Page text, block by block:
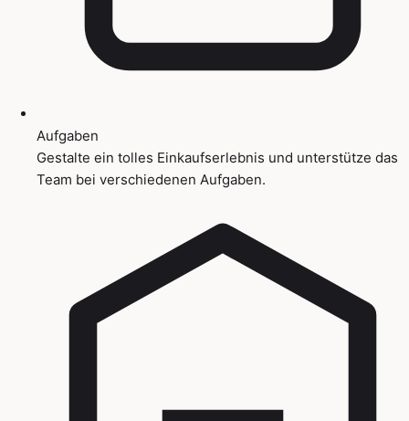
Aufgaben
Gestalte ein tolles Einkaufserlebnis und unterstütze das
Team bei verschiedenen Aufgaben.